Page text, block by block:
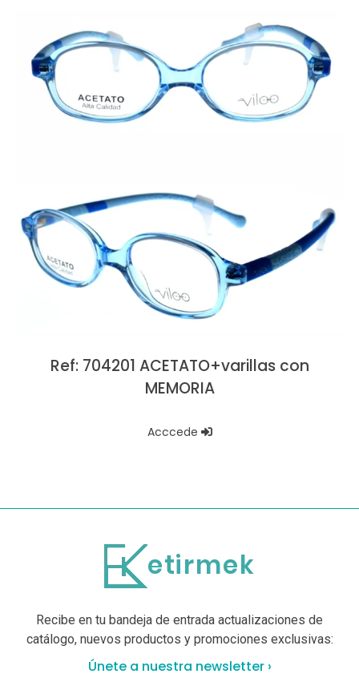
Ref: 704201 ACETATO+varillas con
MEMORIA
Acccede
Recibe en tu bandeja de entrada actualizaciones de
catálogo, nuevos productos y promociones exclusivas:
Únete a nuestra newsletter ›